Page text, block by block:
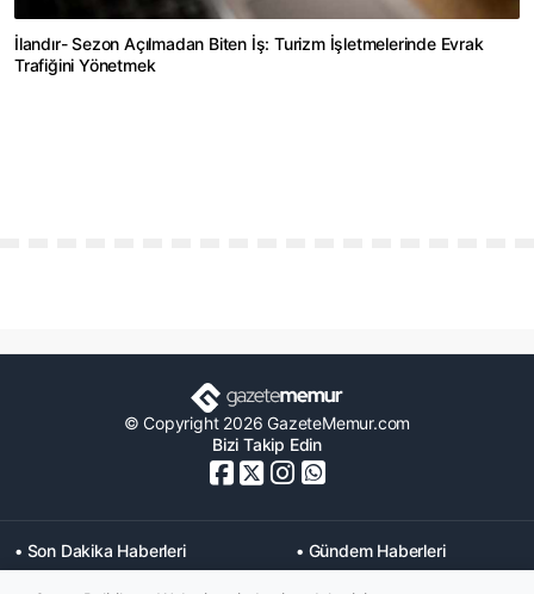
İlandır- Sezon Açılmadan Biten İş: Turizm İşletmelerinde Evrak
Trafiğini Yönetmek
© Copyright 2026 GazeteMemur.com
Bizi Takip Edin
• Son Dakika Haberleri
• Gündem Haberleri
• Memurlar Haberleri
• KPSS Haberleri